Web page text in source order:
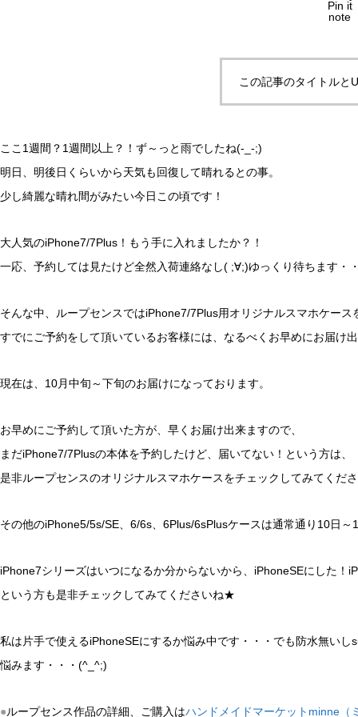
Pin it
note
この記事のタイトルと
ここ1週間？1週間以上？！ず～っと雨でしたね(-_-;)
明日、明後日くらいから天気も回復して晴れるとの事。
少し綺麗な晴れ間がみたい今日この頃です！
大人気のiPhone7/7Plus！もう手に入れましたか？！
一応、予約しては見たけど全然入荷連絡なし( ;∀;)ゆっくり待ちます・
そんな中、ループセンスではiPhone7/7Plus用オリジナルスマホケー
すでにご予約をして頂いているお客様には、なるべくお早めにお届け
現在は、10月中旬～下旬のお届けになっております。
お早めにご予約して頂いた方が、早くお届け出来ますので、
まだiPhone7/7Plusの本体を予約したけど、届いてない！という方は、
是非ループセンスのオリジナルスマホケースをチェックしてみてくだ
その他のiPhone5/5s/SE、6/6s、6Plus/6sPlusケースは通常通り10日～
iPhone7シリーズはいつになるか分からないから、iPhoneSEにした！
という方も是非チェックしてみてくださいね★
私は片手で使えるiPhoneSEにするか悩み中です・・・でも防水無いし
悩みます・・・(^_^;)
●ループセンス作品の詳細、ご購入はハンドメイドマーケットminne（